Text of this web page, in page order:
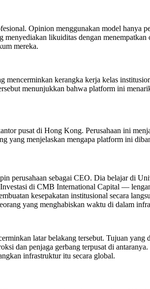
Opinion menggunakan model hanya
likuiditas dengan
mereka.
mencerminkan kerangka kerja kelas
menunjukkan bahwa platform ini
pusat di Hong Kong. Perusahaan ini
yang menjelaskan mengapa platform ini
perusahaan sebagai CEO. Dia belajar di
di CMB International Capital —
kesepakatan institusional secara
yang menghabiskan waktu di dalam
latar belakang tersebut. Tujuan
dan penjaga gerbang terpusat di
infrastruktur itu secara global.